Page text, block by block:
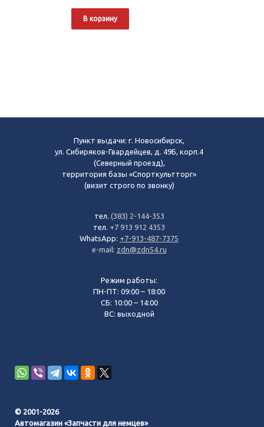
В корзину
Пункт выдачи: г. Новосибирск,
ул. Сибиряков-Гвардейцев, д. 49Б, корп.4
(Северный проезд),
территория базы «Спорткультторг»
(визит строго по звонку)
тел. (383) 2-144-353
тел. +7 913 912 4353
WhatsApp: +7-913-487-7375
e-mail: zdn@zdn54.ru
Режим работы:
ПН-ПТ: 09:00 – 18:00
СБ: 10:00 – 14:00
ВС: выходной
© 2001-2026
Автомагазин «Запчасти для немцев»